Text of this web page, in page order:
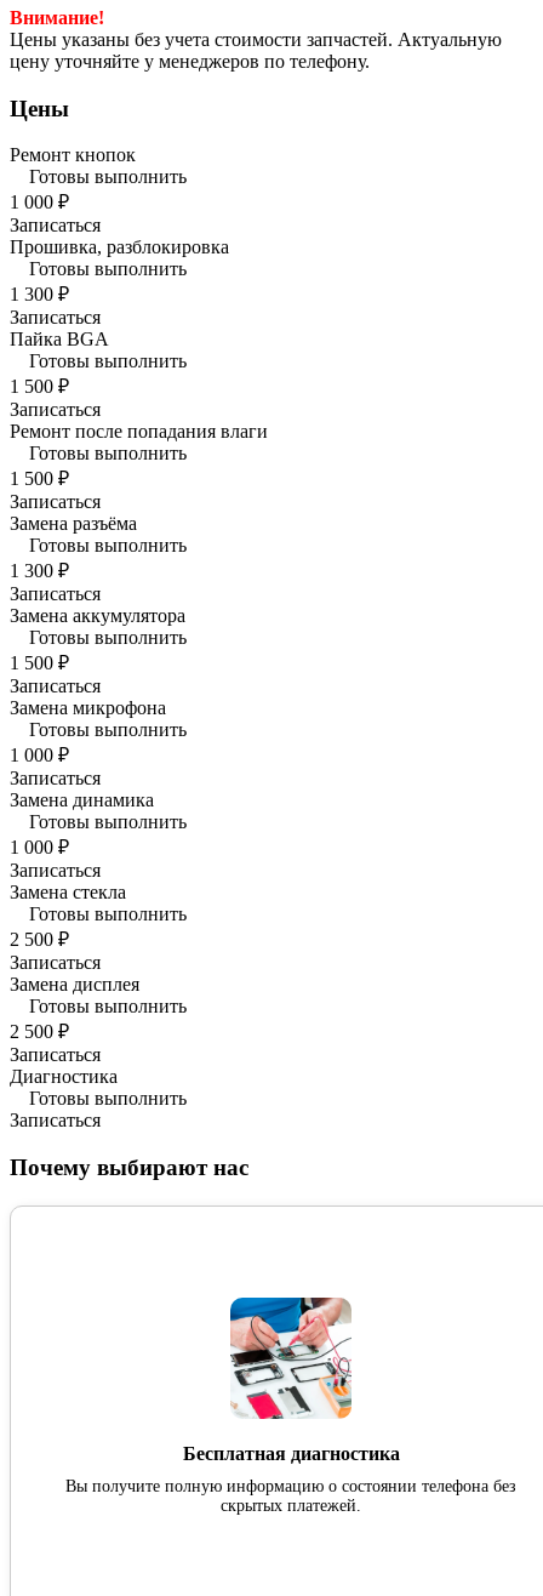
Внимание!
Цены указаны без учета стоимости запчастей. Актуальную
цену уточняйте у менеджеров по телефону.
Цены
Ремонт кнопок
Готовы выполнить
1 000 ₽
Записаться
Прошивка, разблокировка
Готовы выполнить
1 300 ₽
Записаться
Пайка BGA
Готовы выполнить
1 500 ₽
Записаться
Ремонт после попадания влаги
Готовы выполнить
1 500 ₽
Записаться
Замена разъёма
Готовы выполнить
1 300 ₽
Записаться
Замена аккумулятора
Готовы выполнить
1 500 ₽
Записаться
Замена микрофона
Готовы выполнить
1 000 ₽
Записаться
Замена динамика
Готовы выполнить
1 000 ₽
Записаться
Замена стекла
Готовы выполнить
2 500 ₽
Записаться
Замена дисплея
Готовы выполнить
2 500 ₽
Записаться
Диагностика
Готовы выполнить
Записаться
Почему выбирают нас
Бесплатная диагностика
Вы получите полную информацию о состоянии телефона без
скрытых платежей.